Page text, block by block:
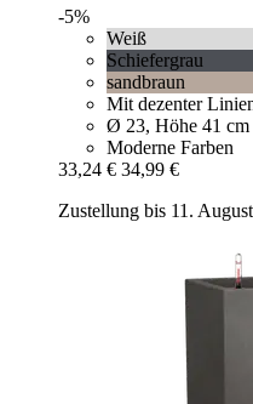
-5%
Weiß
Schiefergrau
sandbraun
Mit dezenter
Ø 23, Höhe 41 cm
Moderne Farben
33,24 € 34,99 €
Zustellung bis 11. August